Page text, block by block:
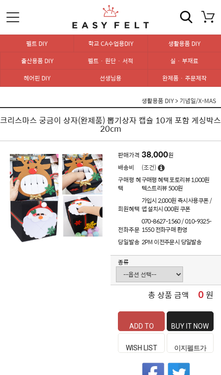
펠트 DIY 학교 CA수업용DIY
생활용품 DIY
출산용품 DIY
펠트 · 원단 · 서적
실 · 부재료
헤어핀 DIY
선생님용 완제품 · 주문제작
생활용품 DIY> 기념일/X-MAS
크리스마스 궁금이 상자(완제품) 뽑기상자 캡슐 10개 포함 게싱박스
20cm
판매가격 38,000원
배송비
(조건)
구매평 혜
택
구매평 혜택 포토리뷰 1,000원
텍스트리뷰 500원
회원혜택
가입시 2,000원 즉시사용쿠폰 /
앱 설치시 000원 쿠폰
전화주문
070-8627-1560 / 010-9325-
1550 전화구매 환영
당일발송 2PM 이전주문시 당일발송
종류
총 상품 금액 0원
ADD TO
CART
BUY IT NOW
WISH LIST 이지펠트가
좋은 이유